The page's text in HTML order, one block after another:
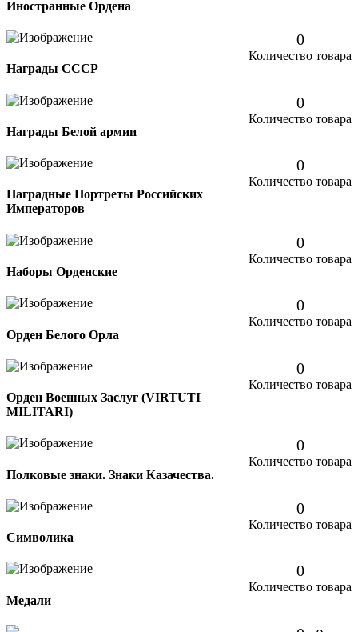
Иностранные Ордена
0
Количество товара
Награды СССР
0
Количество товара
Награды Белой армии
0
Количество товара
Наградные Портреты Российских
Императоров
0
Количество товара
Наборы Орденские
0
Количество товара
Орден Белого Орла
0
Количество товара
Орден Военных Заслуг (VIRTUTI
MILITARI)
0
Количество товара
Полковые знаки. Знаки Казачества.
0
Количество товара
Символика
0
Количество товара
Медали